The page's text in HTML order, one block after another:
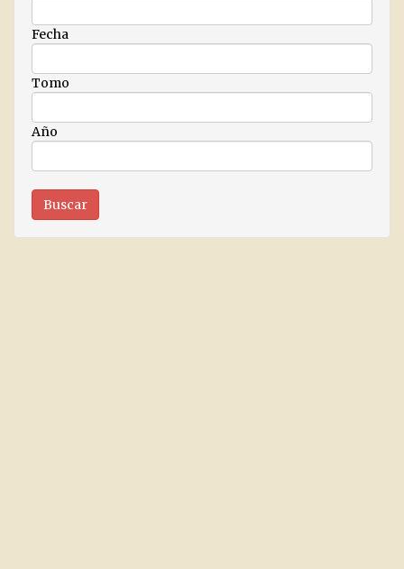
Fecha
Tomo
Año